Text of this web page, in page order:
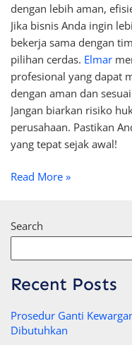
dengan lebih aman,
Jika bisnis Anda ingin
bekerja sama dengan
pilihan cerdas. Elmar
profesional yang dapat
dengan aman dan
Jangan biarkan risiko
perusahaan. Pastikan
yang tepat sejak awal!
Read More »
Search
Recent Posts
Prosedur Ganti
Dibutuhkan